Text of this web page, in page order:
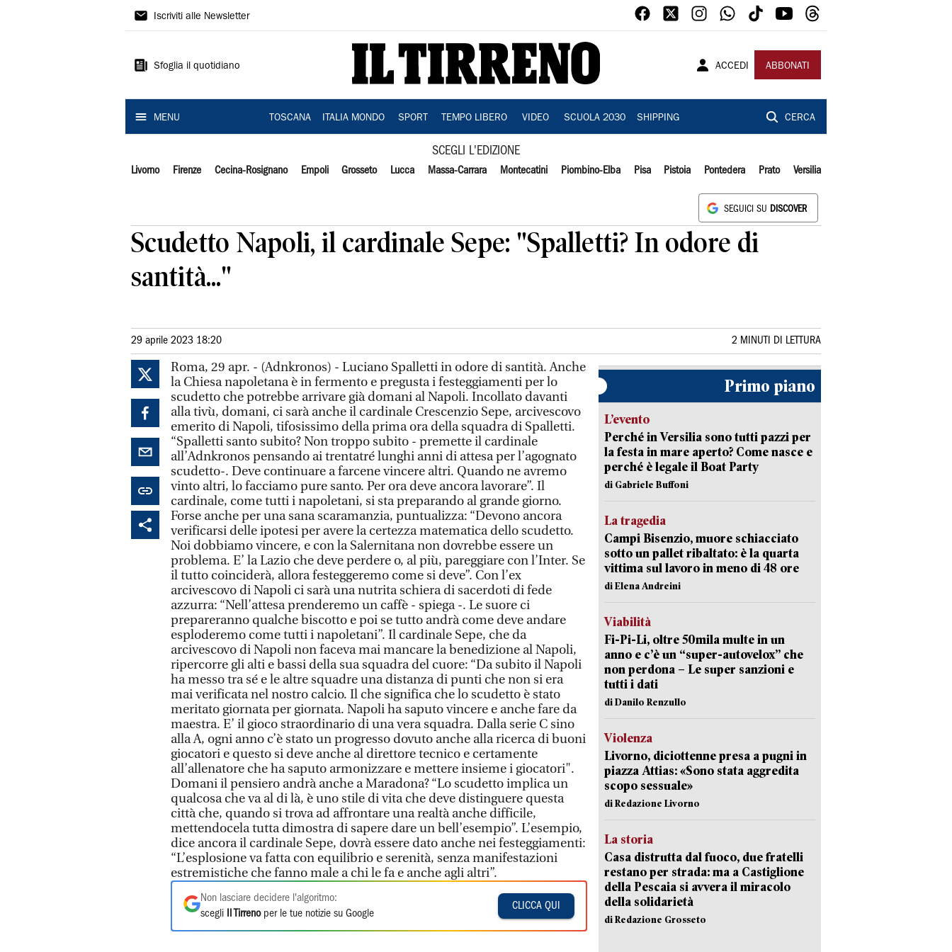
Il
Iscriviti alle Newsletter
Sfoglia il quotidiano ACCEDI ABBONATI
MENU TOSCANA ITALIA MONDO SPORT TEMPO LIBERO VIDEO SCUOLA 2030 SHIPPING CERCA
SCEGLI L'EDIZIONE
Livorno Firenze Cecina-Rosignano Empoli Grosseto Lucca Massa-Carrara Montecatini Piombino-Elba Pisa Pistoia Pontedera Prato Versilia
SEGUICI SU DISCOVER
Scudetto Napoli, il cardinale Sepe: "Spalletti? In odore di
santità..."
29 aprile 2023 18:20 2 MINUTI DI LETTURA
Roma, 29 apr. - (Adnkronos) - Luciano Spalletti in odore di santità. Anche
la Chiesa napoletana è in fermento e pregusta i festeggiamenti per lo
scudetto che potrebbe arrivare già domani al Napoli. Incollato davanti
alla tivù, domani, ci sarà anche il cardinale Crescenzio Sepe, arcivescovo
emerito di Napoli, tifosissimo della prima ora della squadra di Spalletti.
“Spalletti santo subito? Non troppo subito - premette il cardinale
all’Adnkronos pensando ai trentatré lunghi anni di attesa per l’agognato
scudetto-. Deve continuare a farcene vincere altri. Quando ne avremo
vinto altri, lo facciamo pure santo. Per ora deve ancora lavorare”. Il
cardinale, come tutti i napoletani, si sta preparando al grande giorno.
Forse anche per una sana scaramanzia, puntualizza: “Devono ancora
verificarsi delle ipotesi per avere la certezza matematica dello scudetto.
Noi dobbiamo vincere, e con la Salernitana non dovrebbe essere un
problema. E’ la Lazio che deve perdere o, al più, pareggiare con l’Inter. Se
il tutto coinciderà, allora festeggeremo come si deve”. Con l’ex
arcivescovo di Napoli ci sarà una nutrita schiera di sacerdoti di fede
azzurra: “Nell’attesa prenderemo un caffè - spiega -. Le suore ci
prepareranno qualche biscotto e poi se tutto andrà come deve andare
esploderemo come tutti i napoletani”. Il cardinale Sepe, che da
arcivescovo di Napoli non faceva mai mancare la benedizione al Napoli,
ripercorre gli alti e bassi della sua squadra del cuore: “Da subito il Napoli
ha messo tra sé e le altre squadre una distanza di punti che non si era
mai verificata nel nostro calcio. Il che significa che lo scudetto è stato
meritato giornata per giornata. Napoli ha saputo vincere e anche fare da
maestra. E’ il gioco straordinario di una vera squadra. Dalla serie C sino
alla A, ogni anno c’è stato un progresso dovuto anche alla ricerca di buoni
giocatori e questo si deve anche al direttore tecnico e certamente
all’allenatore che ha saputo armonizzare e mettere insieme i giocatori".
Domani il pensiero andrà anche a Maradona? “Lo scudetto implica un
qualcosa che va al di là, è uno stile di vita che deve distinguere questa
città che, quando si trova ad affrontare una realtà anche difficile,
mettendocela tutta dimostra di sapere dare un bell’esempio”. L’esempio,
dice ancora il cardinale Sepe, dovrà essere dato anche nei festeggiamenti:
“L’esplosione va fatta con equilibrio e serenità, senza manifestazioni
estremistiche che fanno male a chi le fa e anche agli altri”.
Non lasciare decidere l'algoritmo:
scegli
Il Tirrenoper le tue notizie su Google
CLICCA QUI
Primo piano
L’evento
Perché in Versilia sono tutti pazzi per
la festa in mare aperto? Come nasce e
perché è legale il Boat Party
di Gabriele Buffoni
La tragedia
Campi Bisenzio, muore schiacciato
sotto un pallet ribaltato: è la quarta
vittima sul lavoro in meno di 48 ore
di Elena Andreini
Viabilità
Fi-Pi-Li, oltre 50mila multe in un
anno e c’è un “super-autovelox” che
non perdona – Le super sanzioni e
tutti i dati
di Danilo Renzullo
Violenza
Livorno, diciottenne presa a pugni in
piazza Attias: «Sono stata aggredita
scopo sessuale»
di Redazione Livorno
La storia
Casa distrutta dal fuoco, due fratelli
restano per strada: ma a Castiglione
della Pescaia si avvera il miracolo
della solidarietà
di Redazione Grosseto